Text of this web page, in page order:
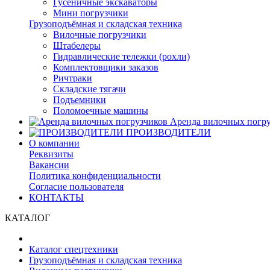
Гусеничные экскаваторы
Мини погрузчики
Грузоподъёмная и складская техника
Вилочные погрузчики
Штабелеры
Гидравлические тележки (рохли)
Комплектовщики заказов
Ричтраки
Складские тягачи
Подъемники
Поломоечные машины
Аренда вилочных
ПРОИЗВОДИТЕЛИ
О компании
Реквизиты
Вакансии
Политика конфиденциальности
Согласие пользователя
КОНТАКТЫ
КАТАЛОГ
Каталог спецтехники
Грузоподъёмная и складская техника